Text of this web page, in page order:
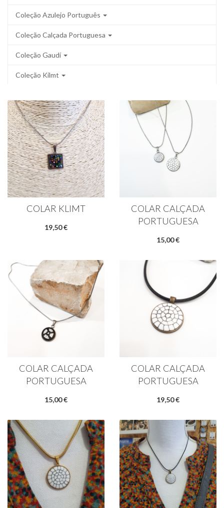
Coleção Azulejo Português
Coleção Calçada Portuguesa
Coleção Gaudí
Coleção Kilmt
COLAR KLIMT
19,50 €
COLAR CALÇADA
PORTUGUESA
15,00 €
COLAR CALÇADA
PORTUGUESA
15,00 €
COLAR CALÇADA
PORTUGUESA
19,50 €